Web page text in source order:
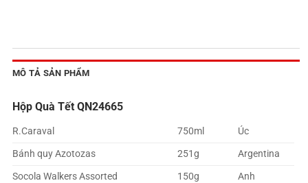
MÔ TẢ SẢN PHẨM
Hộp Quà Tết QN24665
R.Caraval 750ml
Úc
Bánh quy Azotozas
251g
Argentina
Socola Walkers Assorted
150g
Anh